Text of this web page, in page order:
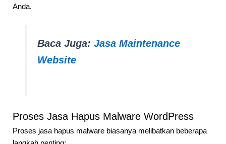
Anda.
Baca Juga: Jasa Maintenance
Website
Proses Jasa Hapus Malware WordPress
Proses jasa hapus malware biasanya melibatkan beberapa